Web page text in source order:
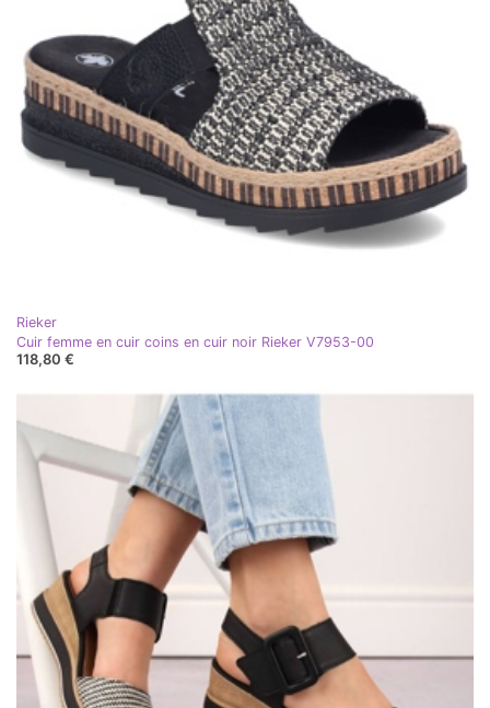
Rieker
Cuir femme en cuir coins en cuir noir Rieker V7953-00
118,80 €